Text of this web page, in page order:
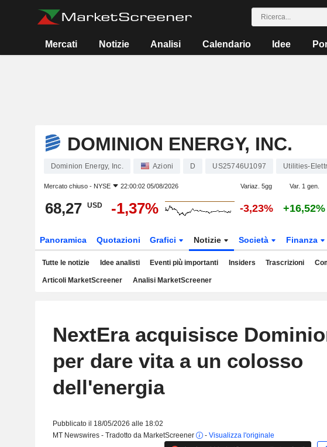
Mercati Notizie Analisi Calendario Idee
DOMINION ENERGY, INC.
Dominion Energy, Inc. Azioni D US25746U1097 Utilities-
Mercato chiuso - NYSE 22:00:02 05/08/2026 Variaz. 5gg Var. 1 gen.
68,27 USD -1,37% -3,23% +16,52%
Panoramica Quotazioni Grafici Notizie Società Finanza
Tutte le notizie Idee analisti Eventi più importanti Insiders Trascrizioni
Articoli MarketScreener Analisi MarketScreener
NextEra acquisisce
per dare vita a un colosso
dell'energia
Pubblicato il 18/05/2026 alle 18:02
MT Newswires - Tradotto da MarketScreener
- Visualizza l'originale